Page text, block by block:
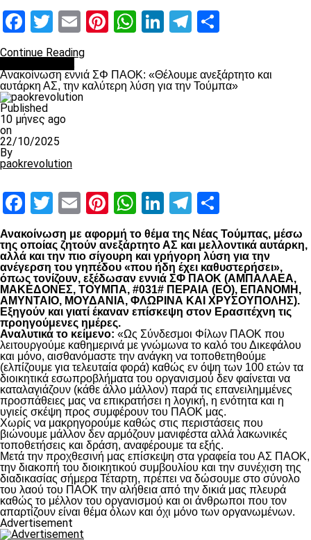
Facebook
Twitter
EmailPinterest
WhatsApp
LinkedIn
Telegram
Continue Reading
Ανακοίνωση εννιά ΣΦ ΠΑΟΚ: «Θέλουμε ανεξάρτητο και
αυτάρκη ΑΣ, την καλύτερη λύση για την Τούμπα»
Published
10 μήνες ago
on
22/10/2025
By
paokrevolution
Facebook
Twitter
EmailPinterest
WhatsApp
LinkedIn
Telegram
Ανακοίνωση με αφορμή το θέμα της Νέας Τούμπας, μέσω
της οποίας ζητούν ανεξάρτητο ΑΣ και μελλοντικά αυτάρκη,
αλλά και την πιο σίγουρη και γρήγορη λύση για την
ανέγερση του γηπέδου «που ήδη έχει καθυστερήσει»,
όπως τονίζουν, εξέδωσαν εννιά ΣΦ ΠΑΟΚ (ΑΜΠΑΛΑΕΑ,
ΜΑΚΕΔΟΝΕΣ, ΤΟΥΜΠΑ, #031# ΠΕΡΑΙΑ (ΕΟ), ΕΠΑΝΟΜΗ,
ΑΜΥΝΤΑΙΟ, ΜΟΥΔΑΝΙΑ, ΦΛΩΡΙΝΑ ΚΑΙ ΧΡΥΣΟΥΠΟΛΗΣ).
Εξηγούν και γιατί έκαναν επίσκεψη στον Ερασιτέχνη τις
προηγούμενες ημέρες.
Αναλυτικά το κείμενο: «Ως Σύνδεσμοι Φίλων ΠΑΟΚ που
λειτουργούμε καθημερινά με γνώμωνα το καλό του Δικεφάλου
και μόνο, αισθανόμαστε την ανάγκη να τοποθετηθούμε
(ελπίζουμε για τελευταία φορά) καθώς εν όψη των 100 ετών τα
διοικητικά εσωπροβλήματα του οργανισμού δεν φαίνεται να
καταλαγιάζουν (κάθε άλλο μάλλον) παρά τις επανειλημμένες
προσπάθειες μας να επικρατήσει η λογική, η ενότητα και η
υγιείς σκέψη προς συμφέρουν του ΠΑΟΚ μας.
Χωρίς να μακρηγορούμε καθώς στις περιστάσεις που
βιώνουμε μάλλον δεν αρμόζουν μανιφέστα αλλά λακωνικές
τοποθετήσεις και δράση, αναφέρουμε τα εξής.
Μετά την προχθεσινή μας επίσκεψη στα γραφεία του ΑΣ ΠΑΟΚ,
την διακοπή του διοικητικού συμβουλίου και την συνέχιση της
διαδικασίας σήμερα Τέταρτη, πρέπει να δώσουμε στο σύνολο
του λαού του ΠΑΟΚ την αλήθεια από την δικιά μας πλευρά
καθώς το μέλλον του οργανισμού και οι άνθρωποι που τον
απαρτίζουν είναι θέμα όλων και όχι μόνο των οργανωμένων.
Advertisement